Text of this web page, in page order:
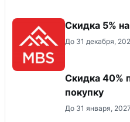
Скидка 5%
До 31 декабря,
Скидка 40%
покупку
До 31 января, 2027